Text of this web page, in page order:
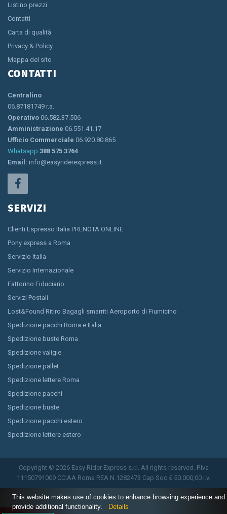
Listino prezzi
Contatti
Carta di qualità
Privacy & Policy
Mappa del sito
CONTATTI
Centralino
06.87181749 r.a.
Operativo 06.582.37.506
Amministrazione 06.551.41.17
Ufficio Commerciale 06.920.80.865
Whatsapp 388 575 3764
Email: info@easyriderexpress.it
SERVIZI
Clienti Espresso Italia PRENOTA ONLINE
Pony express a Roma
Servizio Italia
Servizio Internazionale
Fattorino Fiduciario
Servizi Postali
Lost&Found Ritiro Bagagli smarriti Aeroporto di Fiumicino
Spedizione pacchi Roma e Italia
Spedizione buste Roma
Spedizione valigie
Spedizione pallet
Spedizione lettere Roma
Spedizione pacchi
Spedizione buste
Spedizione pacchi estero
Spedizione lettere estero
Copyright © 2026 Easy Rider Express s.r.l. All rights reserved. P.Iva
11150791009 CCIAA Roma REA N.1282473 Cap Soc € 50.000,00 i.v.
This website makes use of cookies to enhance browsing experience and
provide additional functionality.
Details